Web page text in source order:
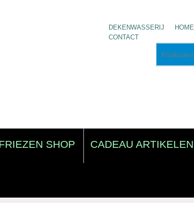
DEKENWASSERIJ HOME
CONTACT
SHOP CADEAU ARTIKELEN